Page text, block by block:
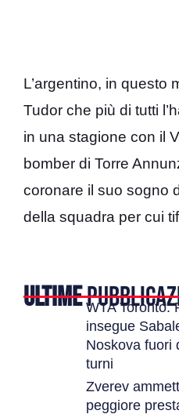
L’argentino, in questo
Tudor che più di tutti
in una stagione con il
bomber di Torre
coronare il suo sogno
della squadra per cui
ULTIMEWTA Toronto:
insegue
Noskova fuori
turni
Zverev
peggiore